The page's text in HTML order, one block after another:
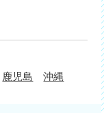
鹿児島 沖縄